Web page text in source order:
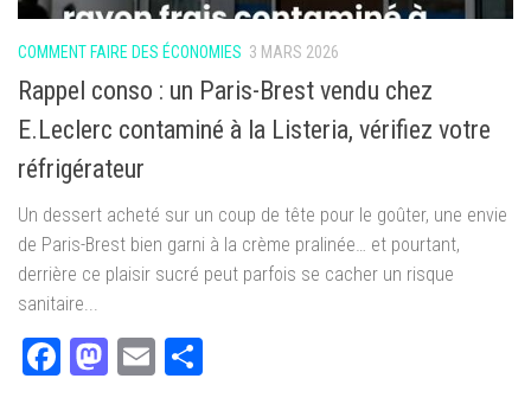
COMMENT FAIRE DES ÉCONOMIES 3 MARS 2026
Rappel conso : un Paris-Brest vendu chez
E.Leclerc contaminé à la Listeria, vérifiez votre
réfrigérateur
Un dessert acheté sur un coup de tête pour le goûter, une envie
de Paris-Brest bien garni à la crème pralinée… et pourtant,
derrière ce plaisir sucré peut parfois se cacher un risque
sanitaire...
Facebook
Mastodon
Email